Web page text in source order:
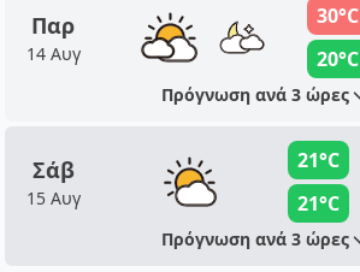
Παρ
14 Αυγ
30°C
20°C
Πρόγνωση ανά 3 ώρες
Σάβ
15 Αυγ
21°C
21°C
Πρόγνωση ανά 3 ώρες